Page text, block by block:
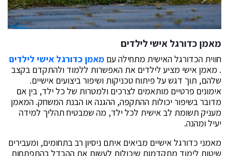
מאמן כדורגל אישי לילדים
חווית הכדורגל האישית מתחילה עם מאמן כדורגל אישי לילדים
. מאמן אישי מציע לילדים את האפשרות ללמוד ולהתקדם בקצב
שלהם, תוך דגש על פיתוח טכניקות ושיפור ביצועים אישיים.
אימונים פרטיים מותאמים לצרכים ולמטרות של כל ילד, בין אם
מדובר בשיפור יכולות ההתקפה, ההגנה או הבנת המשחק. המאמן
מעניק תשומת לב אישית לכל ילד, מה שמבטיח תהליך למידה
יעיל ומהנה.
מאמני כדורגל אישיים מביאים איתם ניסיון רב בתחומים, ומעבירים
שיטות לימוד מתקדמות שיכולות לעשות את ההבדל בהתפתחות